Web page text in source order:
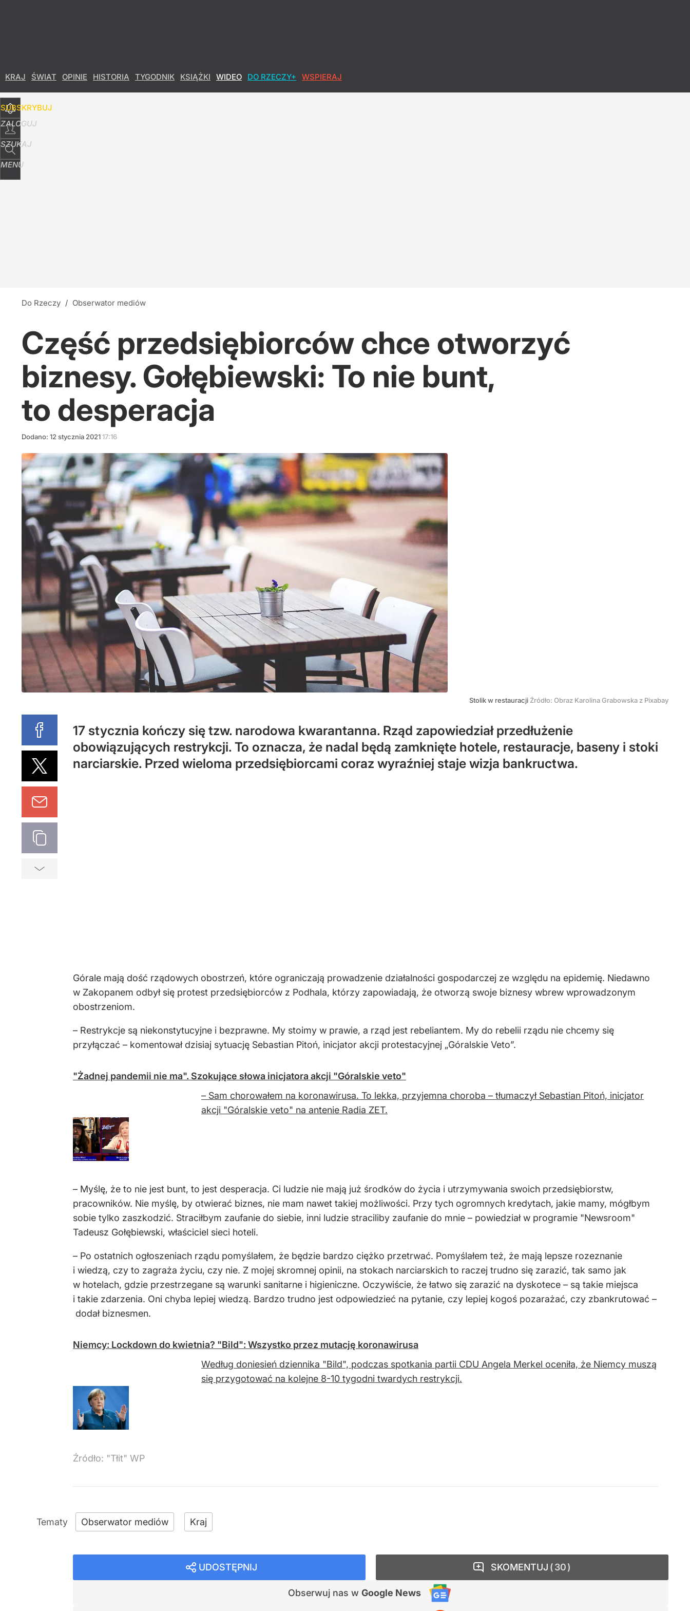
KRAJ ŚWIAT OPINIE HISTORIA TYGODNIK KSIĄŻKI WIDEO DO RZECZY+ WSPIERAJ
SUBSKRYBUJ
ZALOGUJ
SZUKAJ
MENU
Do Rzeczy / Obserwator mediów
Część przedsiębiorców chce otworzyć
biznesy. Gołębiewski: To nie bunt,
to desperacja
Dodano: 12 stycznia 202117:16
Stolik w restauracji Źródło: Obraz Karolina Grabowska z Pixabay
17 stycznia kończy się tzw. narodowa kwarantanna. Rząd zapowiedział przedłużenie
obowiązujących restrykcji. To oznacza, że nadal będą zamknięte hotele, restauracje, baseny i stoki
narciarskie. Przed wieloma przedsiębiorcami coraz wyraźniej staje wizja bankructwa.
Górale mają dość rządowych obostrzeń, które ograniczają prowadzenie działalności gospodarczej ze względu na epidemię. Niedawno
w Zakopanem odbył się protest przedsiębiorców z Podhala, którzy zapowiadają, że otworzą swoje biznesy wbrew wprowadzonym
obostrzeniom.
– Restrykcje są niekonstytucyjne i bezprawne. My stoimy w prawie, a rząd jest rebeliantem. My do rebelii rządu nie chcemy się
przyłączać – komentował dzisiaj sytuację Sebastian Pitoń, inicjator akcji protestacyjnej „Góralskie Veto”.
"Żadnej pandemii nie ma". Szokujące słowa inicjatora akcji "Góralskie veto"
– Sam chorowałem na koronawirusa. To lekka, przyjemna choroba – tłumaczył Sebastian Pitoń, inicjator
akcji "Góralskie veto" na antenie Radia ZET.
– Myślę, że to nie jest bunt, to jest desperacja. Ci ludzie nie mają już środków do życia i utrzymywania swoich przedsiębiorstw,
pracowników. Nie myślę, by otwierać biznes, nie mam nawet takiej możliwości. Przy tych ogromnych kredytach, jakie mamy, mógłbym
sobie tylko zaszkodzić. Straciłbym zaufanie do siebie, inni ludzie straciliby zaufanie do mnie – powiedział w programie "Newsroom"
Tadeusz Gołębiewski, właściciel sieci hoteli.
– Po ostatnich ogłoszeniach rządu pomyślałem, że będzie bardzo ciężko przetrwać. Pomyślałem też, że mają lepsze rozeznanie
i wiedzą, czy to zagraża życiu, czy nie. Z mojej skromnej opinii, na stokach narciarskich to raczej trudno się zarazić, tak samo jak
w hotelach, gdzie przestrzegane są warunki sanitarne i higieniczne. Oczywiście, że łatwo się zarazić na dyskotece – są takie miejsca
i takie zdarzenia. Oni chyba lepiej wiedzą. Bardzo trudno jest odpowiedzieć na pytanie, czy lepiej kogoś pozarażać, czy zbankrutować –
dodał biznesmen.
Niemcy: Lockdown do kwietnia? "Bild": Wszystko przez mutację koronawirusa
Według doniesień dziennika "Bild", podczas spotkania partii CDU Angela Merkel oceniła, że Niemcy muszą
się przygotować na kolejne 8-10 tygodni twardych restrykcji.
Źródło: "Tłit" WP
Obserwator mediów Kraj
UDOSTĘPNIJ
Obserwuj nas w Google News
SKOMENTUJ 30